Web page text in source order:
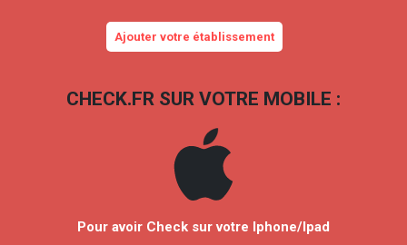
Ajouter votre établissement
CHECK.FR SUR VOTRE MOBILE :
Pour avoir Check sur votre Iphone/Ipad